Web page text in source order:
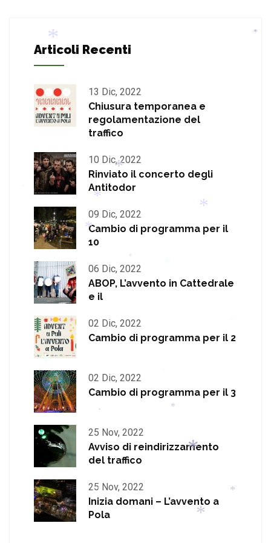
Articoli Recenti
13 Dic, 2022
Chiusura temporanea e
regolamentazione del
traffico
10 Dic, 2022
Rinviato il concerto degli
Antitodor
09 Dic, 2022
Cambio di programma per il
10
06 Dic, 2022
ABOP, L’avvento in Cattedrale
e il
02 Dic, 2022
Cambio di programma per il 2
02 Dic, 2022
Cambio di programma per il 3
25 Nov, 2022
Avviso di reindirizzamento
del traffico
25 Nov, 2022
Inizia domani – L’avvento a
Pola
*
*
*
*
*
*
*
*